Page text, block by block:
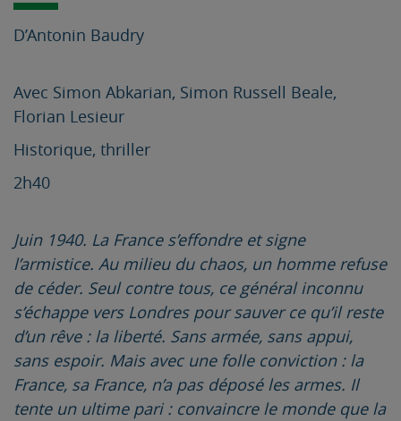
D’Antonin Baudry
Avec Simon Abkarian, Simon Russell Beale,
Florian Lesieur
Historique, thriller
2h40
Juin 1940. La France s’effondre et signe
l’armistice. Au milieu du chaos, un homme refuse
de céder. Seul contre tous, ce général inconnu
s’échappe vers Londres pour sauver ce qu’il reste
d’un rêve : la liberté. Sans armée, sans appui,
sans espoir. Mais avec une folle conviction : la
France, sa France, n’a pas déposé les armes. Il
tente un ultime pari : convaincre le monde que la